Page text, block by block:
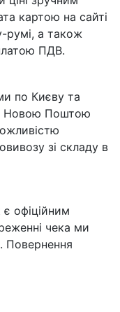
картою на сайті
румі, а також
ПДВ.
по Києву та
Новою Поштою
зі складу в
офіційним
чека ми
Повернення